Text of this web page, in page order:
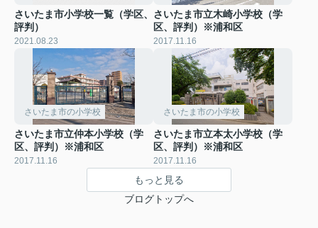
さいたま市小学校一覧（学区、
評判）
2021.08.23
さいたま市立木崎小学校（学
区、評判）※浦和区
2017.11.16
さいたま市の小学校
さいたま市立仲本小学校（学
区、評判）※浦和区
2017.11.16
さいたま市の小学校
さいたま市立本太小学校（学
区、評判）※浦和区
2017.11.16
もっと見る
ブログトップへ